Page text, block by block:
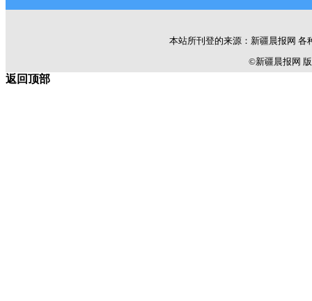
本站所刊登的来源：新疆晨报网
©新疆晨报网 版
返回顶部